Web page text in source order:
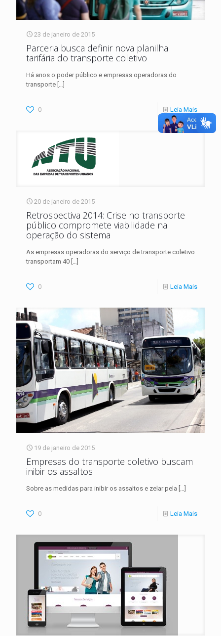
23 de janeiro de 2015
Parceria busca definir nova planilha
tarifária do transporte coletivo
Há anos o poder público e empresas operadoras do
transporte
0 Leia Mais
20 de janeiro de 2015
Retrospectiva 2014: Crise no transporte
público compromete viabilidade na
operação do sistema
As empresas operadoras do serviço de transporte coletivo
transportam 40
0 Leia Mais
19 de janeiro de 2015
Empresas do transporte coletivo buscam
inibir os assaltos
Sobre as medidas para inibir os assaltos e zelar pela […]
0 Leia Mais